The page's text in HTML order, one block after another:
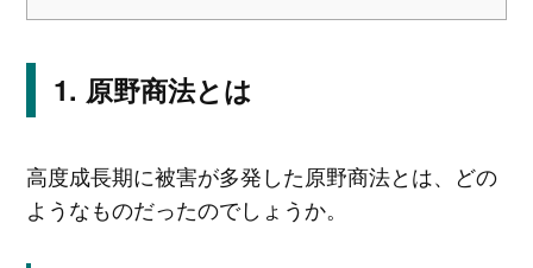
原野商法とは
高度成長期に被害が多発した原野商法とは、どの
ようなものだったのでしょうか。